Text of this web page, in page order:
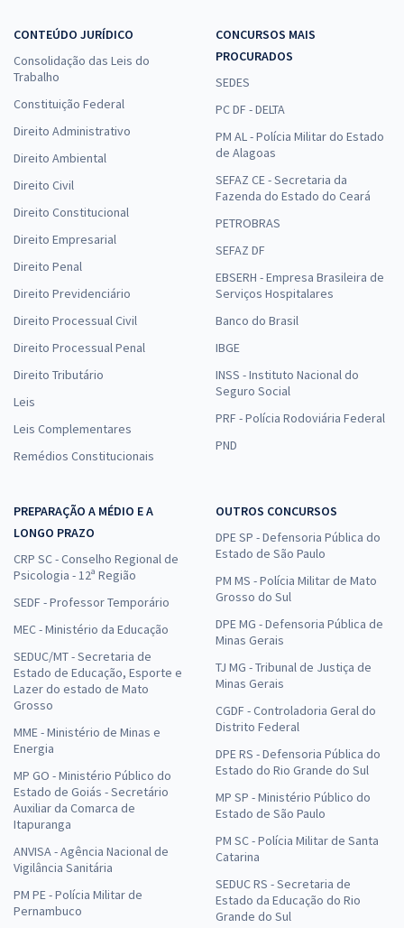
CONTEÚDO JURÍDICO
Consolidação das Leis do
Trabalho
Constituição Federal
Direito Administrativo
Direito Ambiental
Direito Civil
Direito Constitucional
Direito Empresarial
Direito Penal
Direito Previdenciário
Direito Processual Civil
Direito Processual Penal
Direito Tributário
Leis
Leis Complementares
Remédios Constitucionais
CONCURSOS MAIS
PROCURADOS
SEDES
PC DF - DELTA
PM AL - Polícia Militar do Estado
de Alagoas
SEFAZ CE - Secretaria da
Fazenda do Estado do Ceará
PETROBRAS
SEFAZ DF
EBSERH - Empresa Brasileira de
Serviços Hospitalares
Banco do Brasil
IBGE
INSS - Instituto Nacional do
Seguro Social
PRF - Polícia Rodoviária Federal
PND
PREPARAÇÃO A MÉDIO E A
LONGO PRAZO
CRP SC - Conselho Regional de
Psicologia - 12ª Região
SEDF - Professor Temporário
MEC - Ministério da Educação
SEDUC/MT - Secretaria de
Estado de Educação, Esporte e
Lazer do estado de Mato
Grosso
MME - Ministério de Minas e
Energia
MP GO - Ministério Público do
Estado de Goiás - Secretário
Auxiliar da Comarca de
Itapuranga
ANVISA - Agência Nacional de
Vigilância Sanitária
PM PE - Polícia Militar de
Pernambuco
OUTROS CONCURSOS
DPE SP - Defensoria Pública do
Estado de São Paulo
PM MS - Polícia Militar de Mato
Grosso do Sul
DPE MG - Defensoria Pública de
Minas Gerais
TJ MG - Tribunal de Justiça de
Minas Gerais
CGDF - Controladoria Geral do
Distrito Federal
DPE RS - Defensoria Pública do
Estado do Rio Grande do Sul
MP SP - Ministério Público do
Estado de São Paulo
PM SC - Polícia Militar de Santa
Catarina
SEDUC RS - Secretaria de
Estado da Educação do Rio
Grande do Sul